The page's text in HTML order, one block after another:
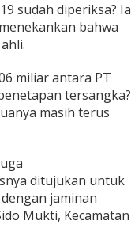
sudah diperiksa? Ia
bahwa
miliar antara PT
tersangka?
masih terus
ditujukan untuk
jaminan
Mukti, Kecamatan